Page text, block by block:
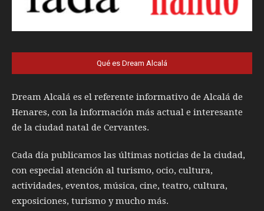
Qué es Dream Alcalá
Dream Alcalá es el referente informativo de Alcalá de
Henares, con la información más actual e interesante
de la ciudad natal de Cervantes.
Cada día publicamos las últimas noticias de la ciudad,
con especial atención al turismo, ocio, cultura,
actividades, eventos, música, cine, teatro, cultura,
exposiciones, turismo y mucho más.